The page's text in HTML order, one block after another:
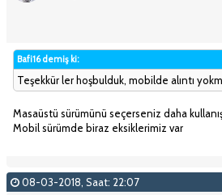
Bafi16 demiş ki:
Teşekkür ler hoşbulduk, mobilde alıntı
Masaüstü sürümünü seçerseniz daha
Mobil sürümde biraz eksiklerimiz var
08-03-2018, Saat: 22:07